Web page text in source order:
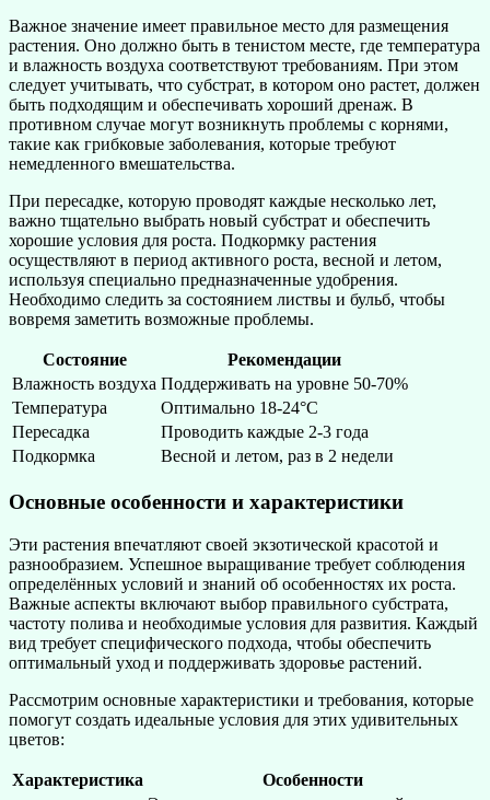
Важное значение имеет правильное место для размещения
растения. Оно должно быть в тенистом месте, где температура
и влажность воздуха соответствуют требованиям. При этом
следует учитывать, что субстрат, в котором оно растет, должен
быть подходящим и обеспечивать хороший дренаж. В
противном случае могут возникнуть проблемы с корнями,
такие как грибковые заболевания, которые требуют
немедленного вмешательства.
При пересадке, которую проводят каждые несколько лет,
важно тщательно выбрать новый субстрат и обеспечить
хорошие условия для роста. Подкормку растения
осуществляют в период активного роста, весной и летом,
используя специально предназначенные удобрения.
Необходимо следить за состоянием листвы и бульб, чтобы
вовремя заметить возможные проблемы.
Состояние
Рекомендации
Влажность воздуха Поддерживать на уровне 50-70%
Температура
Оптимально 18-24°C
Пересадка
Проводить каждые 2-3 года
Подкормка
Весной и летом, раз в 2 недели
Основные особенности и характеристики
Эти растения впечатляют своей экзотической красотой и
разнообразием. Успешное выращивание требует соблюдения
определённых условий и знаний об особенностях их роста.
Важные аспекты включают выбор правильного субстрата,
частоту полива и необходимые условия для развития. Каждый
вид требует специфического подхода, чтобы обеспечить
оптимальный уход и поддерживать здоровье растений.
Рассмотрим основные характеристики и требования, которые
помогут создать идеальные условия для этих удивительных
цветов:
Характеристика
Особенности